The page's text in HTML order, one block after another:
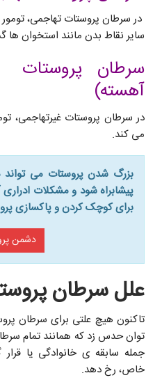
در سرطان پروستات تهاجمی،
سایر نقاط بدن مانند استخوان ها
سرطان پروستات
آهسته)
در سرطان پروستات غيرتهاجمى،
مى کند.
بزرگ شدن پروستات می
پیشابراه شود و مشکلات ادراری
برای کوچک کردن و پاکسازی
دشمن
علل سرطان
تاکنون هیچ علتی برای سرطان
توان حدس زد که همانند تمام
جمله سابقه ى خانوادگى یا
خاص، رخ دهد.